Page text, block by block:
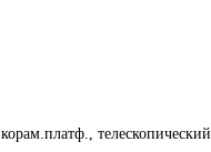
телескопический